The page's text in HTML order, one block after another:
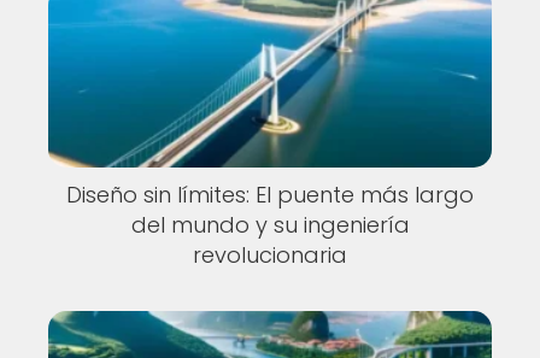
Diseño sin límites: El puente más largo
del mundo y su ingeniería
revolucionaria